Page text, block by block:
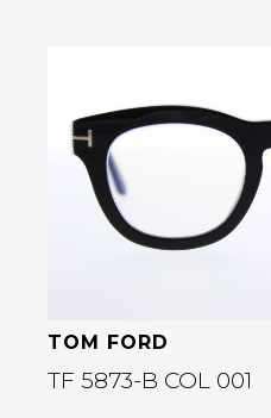
Bekijk deze bril
TOM FORD
TF 5873-B COL 001